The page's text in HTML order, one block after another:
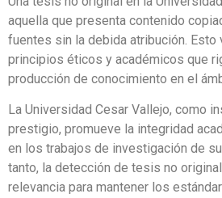
aquella que presenta contenido
fuentes sin la debida atribución. Esto
principios éticos y académicos que
producción de conocimiento en el
La Universidad Cesar Vallejo, como
prestigio, promueve la integridad
en los trabajos de investigación de
tanto, la detección de tesis no
relevancia para mantener los